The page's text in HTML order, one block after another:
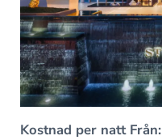
Kostnad per natt Från: